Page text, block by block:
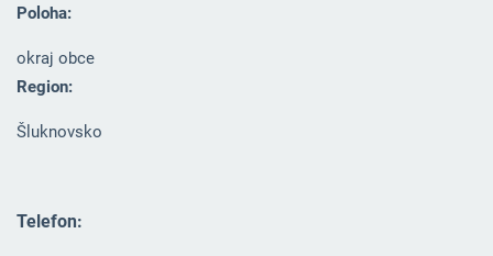
Poloha:
okraj obce
Region:
Šluknovsko
Telefon: